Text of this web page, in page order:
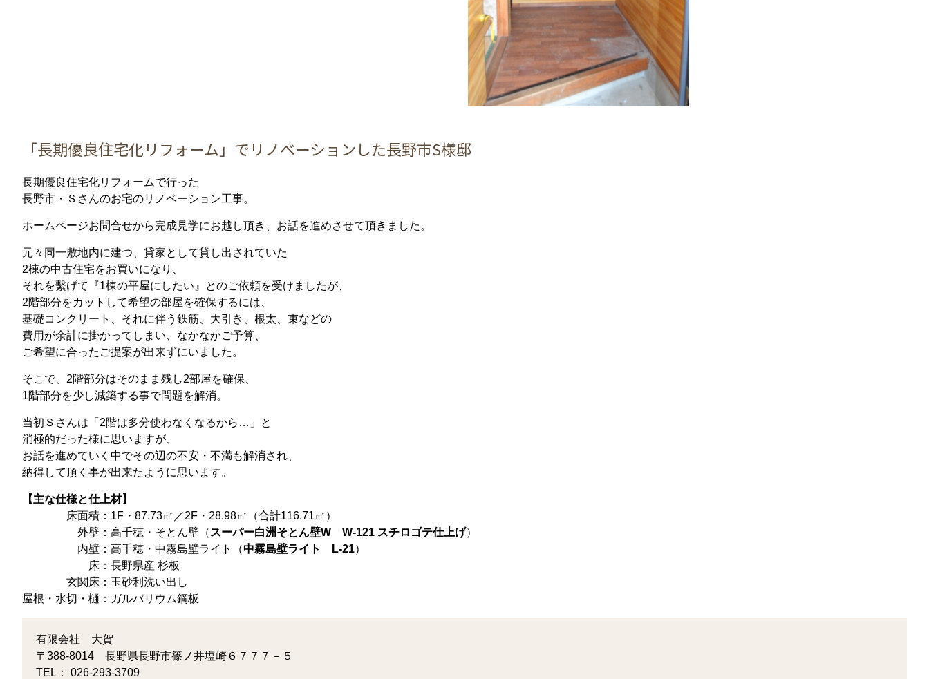
「長期優良住宅化リフォーム」でリノベーションした長野市S様邸
長期優良住宅化リフォームで行った
長野市・Ｓさんのお宅のリノベーション工事。
ホームページお問合せから完成見学にお越し頂き、お話を進めさせて頂きました。
元々同一敷地内に建つ、貸家として貸し出されていた
2棟の中古住宅をお買いになり、
それを繫げて『1棟の平屋にしたい』とのご依頼を受けましたが、
2階部分をカットして希望の部屋を確保するには、
基礎コンクリート、それに伴う鉄筋、大引き、根太、束などの
費用が余計に掛かってしまい、なかなかご予算、
ご希望に合ったご提案が出来ずにいました。
そこで、2階部分はそのまま残し2部屋を確保、
1階部分を少し減築する事で問題を解消。
当初Ｓさんは「2階は多分使わなくなるから…」と
消極的だった様に思いますが、
お話を進めていく中でその辺の不安・不満も解消され、
納得して頂く事が出来たように思います。
【主な仕様と仕上材】
床面積：1F・87.73㎡／2F・28.98㎡（合計116.71㎡）
外壁：高千穂・そとん壁（ スーパー白洲そとん壁W W-121 スチロゴテ仕上げ）
内壁：高千穂・中霧島壁ライト（中霧島壁ライト L-21）
床：長野県産 杉板
玄関床：玉砂利洗い出し
屋根・水切・樋：ガルバリウム鋼板
有限会社 大賀
〒388-8014 長野県長野市篠ノ井塩崎６７７７－５
TEL： 026-293-3709